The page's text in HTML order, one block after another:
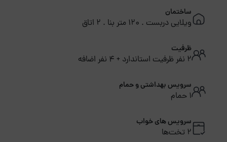
ساختمان
ویلایی دربست . 120 متر بنا . 2 اتاق
ظرفیت
2 نفر ظرفیت استاندارد + 4 نفر اضافه
سرویس بهداشتی و حمام
1 حمام
سرویس های خواب
2 تخت‌ها